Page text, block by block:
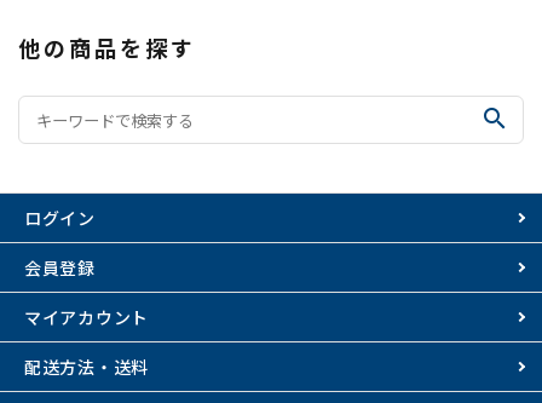
他の商品を探す
search
ログイン
会員登録
マイアカウント
配送方法・送料